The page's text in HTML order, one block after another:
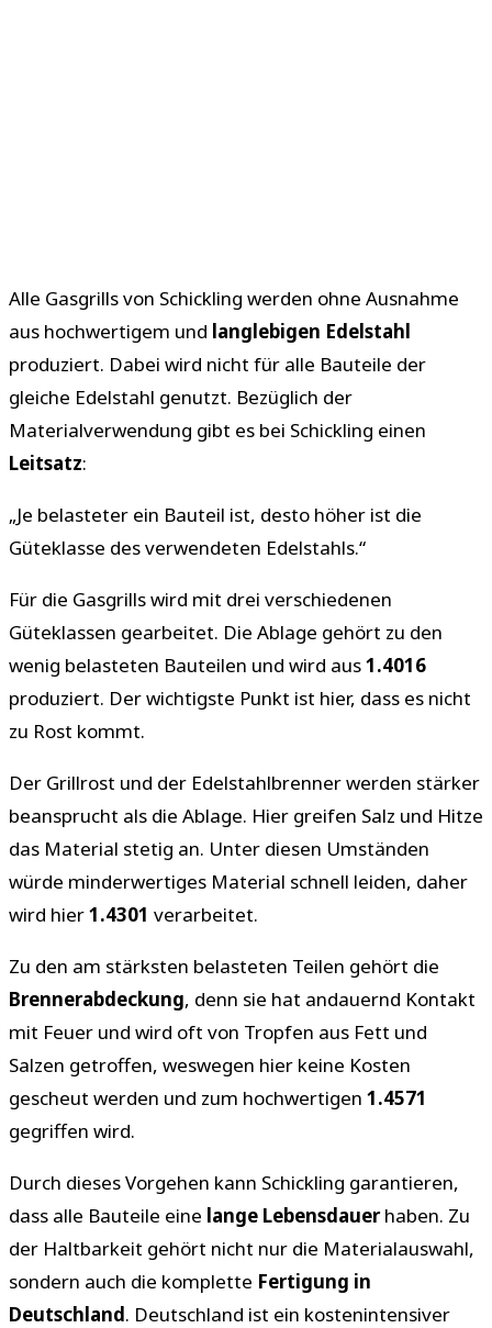
Alle Gasgrills von Schickling werden ohne Ausnahme
aus hochwertigem und langlebigen Edelstahl
produziert. Dabei wird nicht für alle Bauteile der
gleiche Edelstahl genutzt. Bezüglich der
Materialverwendung gibt es bei Schickling einen
Leitsatz:
„Je belasteter ein Bauteil ist, desto höher ist die
Güteklasse des verwendeten Edelstahls.“
Für die Gasgrills wird mit drei verschiedenen
Güteklassen gearbeitet. Die Ablage gehört zu den
wenig belasteten Bauteilen und wird aus1.4016
produziert. Der wichtigste Punkt ist hier, dass es nicht
zu Rost kommt.
Der Grillrost und der Edelstahlbrenner werden stärker
beansprucht als die Ablage. Hier greifen Salz und Hitze
das Material stetig an. Unter diesen Umständen
würde minderwertiges Material schnell leiden, daher
wird hier1.4301 verarbeitet.
Zu den am stärksten belasteten Teilen gehört die
Brennerabdeckung, denn sie hat andauernd Kontakt
mit Feuer und wird oft von Tropfen aus Fett und
Salzen getroffen, weswegen hier keine Kosten
gescheut werden und zum hochwertigen 1.4571
gegriffen wird.
Durch dieses Vorgehen kann Schickling garantieren,
dass alle Bauteile eine lange Lebensdauerhaben. Zu
der Haltbarkeit gehört nicht nur die Materialauswahl,
sondern auch die komplette Fertigung in
Deutschland. Deutschland ist ein kostenintensiver